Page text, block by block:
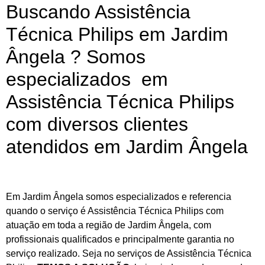
Buscando Assistência
Técnica Philips em Jardim
Ângela ? Somos
especializados em
Assistência Técnica Philips
com diversos clientes
atendidos em Jardim Ângela
Em Jardim Ângela somos especializados e referencia
quando o serviço é Assistência Técnica Philips com
atuação em toda a região de Jardim Ângela, com
profissionais qualificados e principalmente garantia no
serviço realizado. Seja no serviços de Assistência Técnica